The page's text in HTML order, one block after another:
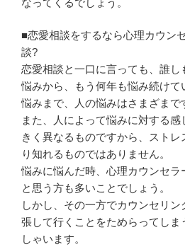
■恋愛相談をするなら心理カウン
談?
恋愛相談と一口に言っても、誰し
悩みから、もう何年も悩み続けて
悩みまで、人の悩みはさまざまで
また、人によって悩みに対する
きく異なるものですから、スト
り知れるものではありません。
悩みに悩んだ時、心理カウンセラ
と思う方も多いことでしょう。
しかし、その一方でカウンセリ
張して行くことをためらってし
しゃいます。